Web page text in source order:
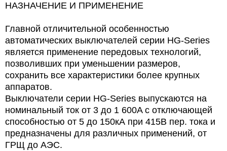
НАЗНАЧЕНИЕ И ПРИМЕНЕНИЕ
Главной отличительной особенностью
автоматических выключателей серии HG-Series
является применение передовых технологий,
позволивших при уменьшении размеров,
сохранить все характеристики более крупных
аппаратов.
Выключатели серии HG-Series выпускаются на
номинальный ток от 3 до 1 600A с отключающей
способностью от 5 до 150кА при 415В пер. тока и
предназначены для различных применений, от
ГРЩ до АЭС.